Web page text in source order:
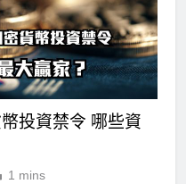
投資禁令 哪些資
1 mins